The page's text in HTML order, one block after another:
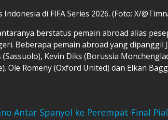
di FIFA Series 2026. (Foto: X/
berstatus pemain abroad alias
Beberapa pemain abroad yang dipanggil
(Sassuolo), Kevin Diks (Borussia
Ole Romeny (Oxford United) dan Elkan
Antar Spanyol ke Perempat Final